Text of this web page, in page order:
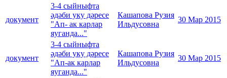
документ
3-4 сыйныфта
әдәби уку дәресе
"Ап- ак карлар
яуганда..."
Кашапова Рузия
Ильдусовна
30 Мар 2015
документ
3-4 сыйныфта
әдәби уку дәресе
"Ап-ак карлар
яуганда..."
Кашапова Рузия
Ильдусовна
30 Мар 2015